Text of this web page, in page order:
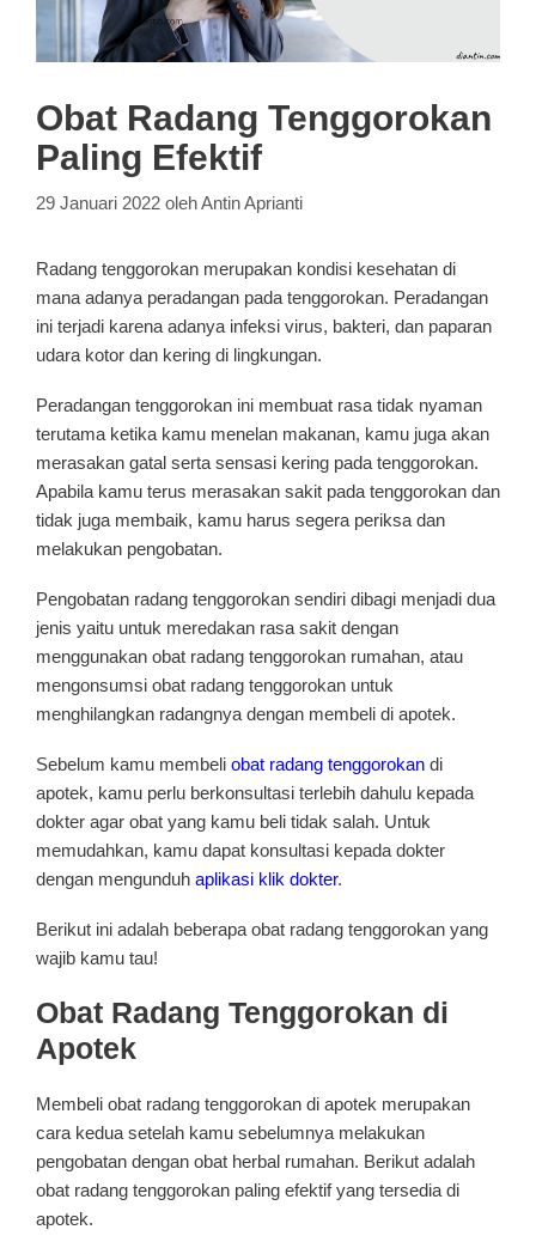
Obat Radang Tenggorokan
Paling Efektif
29 Januari 2022 olehAntin Aprianti
Radang tenggorokan merupakan kondisi kesehatan di
mana adanya peradangan pada tenggorokan. Peradangan
ini terjadi karena adanya infeksi virus, bakteri, dan paparan
udara kotor dan kering di lingkungan.
Peradangan tenggorokan ini membuat rasa tidak nyaman
terutama ketika kamu menelan makanan, kamu juga akan
merasakan gatal serta sensasi kering pada tenggorokan.
Apabila kamu terus merasakan sakit pada tenggorokan dan
tidak juga membaik, kamu harus segera periksa dan
melakukan pengobatan.
Pengobatan radang tenggorokan sendiri dibagi menjadi dua
jenis yaitu untuk meredakan rasa sakit dengan
menggunakan obat radang tenggorokan rumahan, atau
mengonsumsi obat radang tenggorokan untuk
menghilangkan radangnya dengan membeli di apotek.
Sebelum kamu membeli obat radang tenggorokan di
apotek, kamu perlu berkonsultasi terlebih dahulu kepada
dokter agar obat yang kamu beli tidak salah. Untuk
memudahkan, kamu dapat konsultasi kepada dokter
dengan mengunduh aplikasi klik dokter.
Berikut ini adalah beberapa obat radang tenggorokan yang
wajib kamu tau!
Obat Radang Tenggorokan di
Apotek
Membeli obat radang tenggorokan di apotek merupakan
cara kedua setelah kamu sebelumnya melakukan
pengobatan dengan obat herbal rumahan. Berikut adalah
obat radang tenggorokan paling efektif yang tersedia di
apotek.